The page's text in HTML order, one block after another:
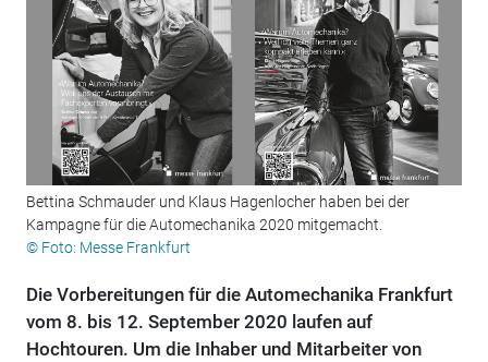
Bettina Schmauder und Klaus Hagenlocher haben bei der
Kampagne für die Automechanika 2020 mitgemacht.
© Foto: Messe Frankfurt
Die Vorbereitungen für die Automechanika Frankfurt
vom 8. bis 12. September 2020 laufen auf
Hochtouren. Um die Inhaber und Mitarbeiter von